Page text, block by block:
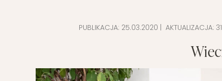
BIURO
PUBLIKACJA: 25.03.2020 | AKTUALIZACJA: